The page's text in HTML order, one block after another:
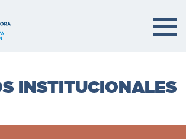
INSTITUCIONALES